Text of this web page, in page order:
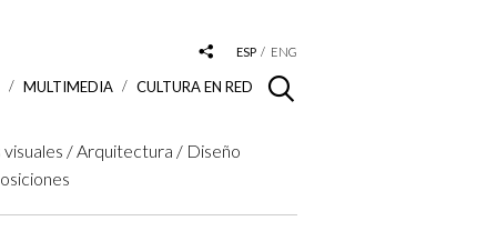
ESP ENG
MULTIMEDIA CULTURA EN RED
/ Arquitectura / Diseño